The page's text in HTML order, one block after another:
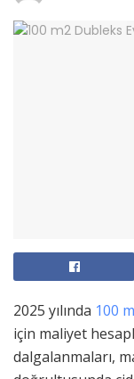
2025 yılında 100
için maliyet
dalgalanmaları,